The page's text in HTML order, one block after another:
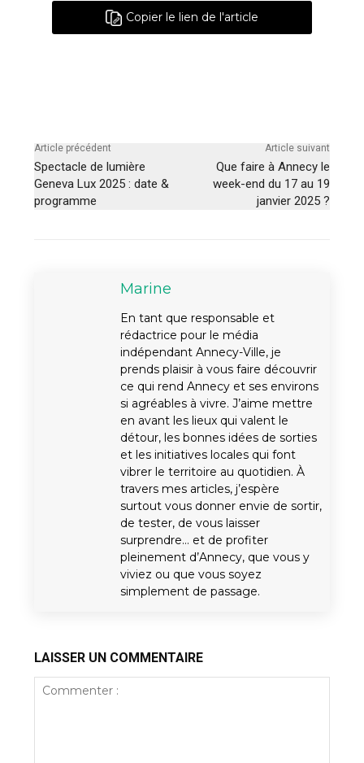
Copier le lien de l'article
Article précédent
Spectacle de lumière
Geneva Lux 2025 : date &
programme
Article suivant
Que faire à Annecy le
week-end du 17 au 19
janvier 2025 ?
Marine
En tant que responsable et
rédactrice pour le média
indépendant Annecy-Ville, je
prends plaisir à vous faire découvrir
ce qui rend Annecy et ses environs
si agréables à vivre. J’aime mettre
en avant les lieux qui valent le
détour, les bonnes idées de sorties
et les initiatives locales qui font
vibrer le territoire au quotidien. À
travers mes articles, j’espère
surtout vous donner envie de sortir,
de tester, de vous laisser
surprendre… et de profiter
pleinement d’Annecy, que vous y
viviez ou que vous soyez
simplement de passage.
LAISSER UN COMMENTAIRE